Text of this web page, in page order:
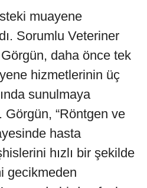
muayene
Sorumlu Veteriner
daha önce tek
hizmetlerinin üç
sunulmaya
Görgün, “Röntgen ve
hasta
hızlı bir şekilde
gecikmeden